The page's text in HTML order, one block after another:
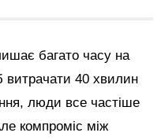
багато часу на
витрачати 40 хвилин
люди все частіше
компроміс між